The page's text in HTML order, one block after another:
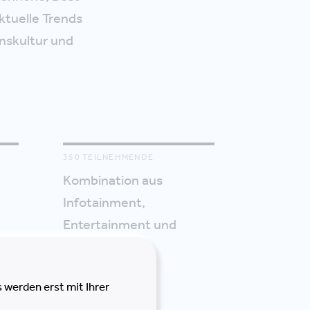
Trends
und
350 TEILNEHMENDE
Kombination aus
Infotainment,
Entertainment und
werden erst mit Ihrer